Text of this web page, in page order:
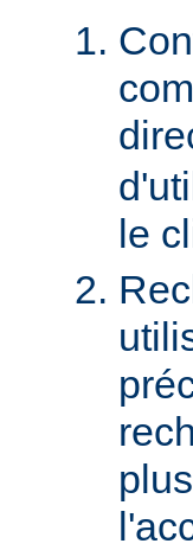
le